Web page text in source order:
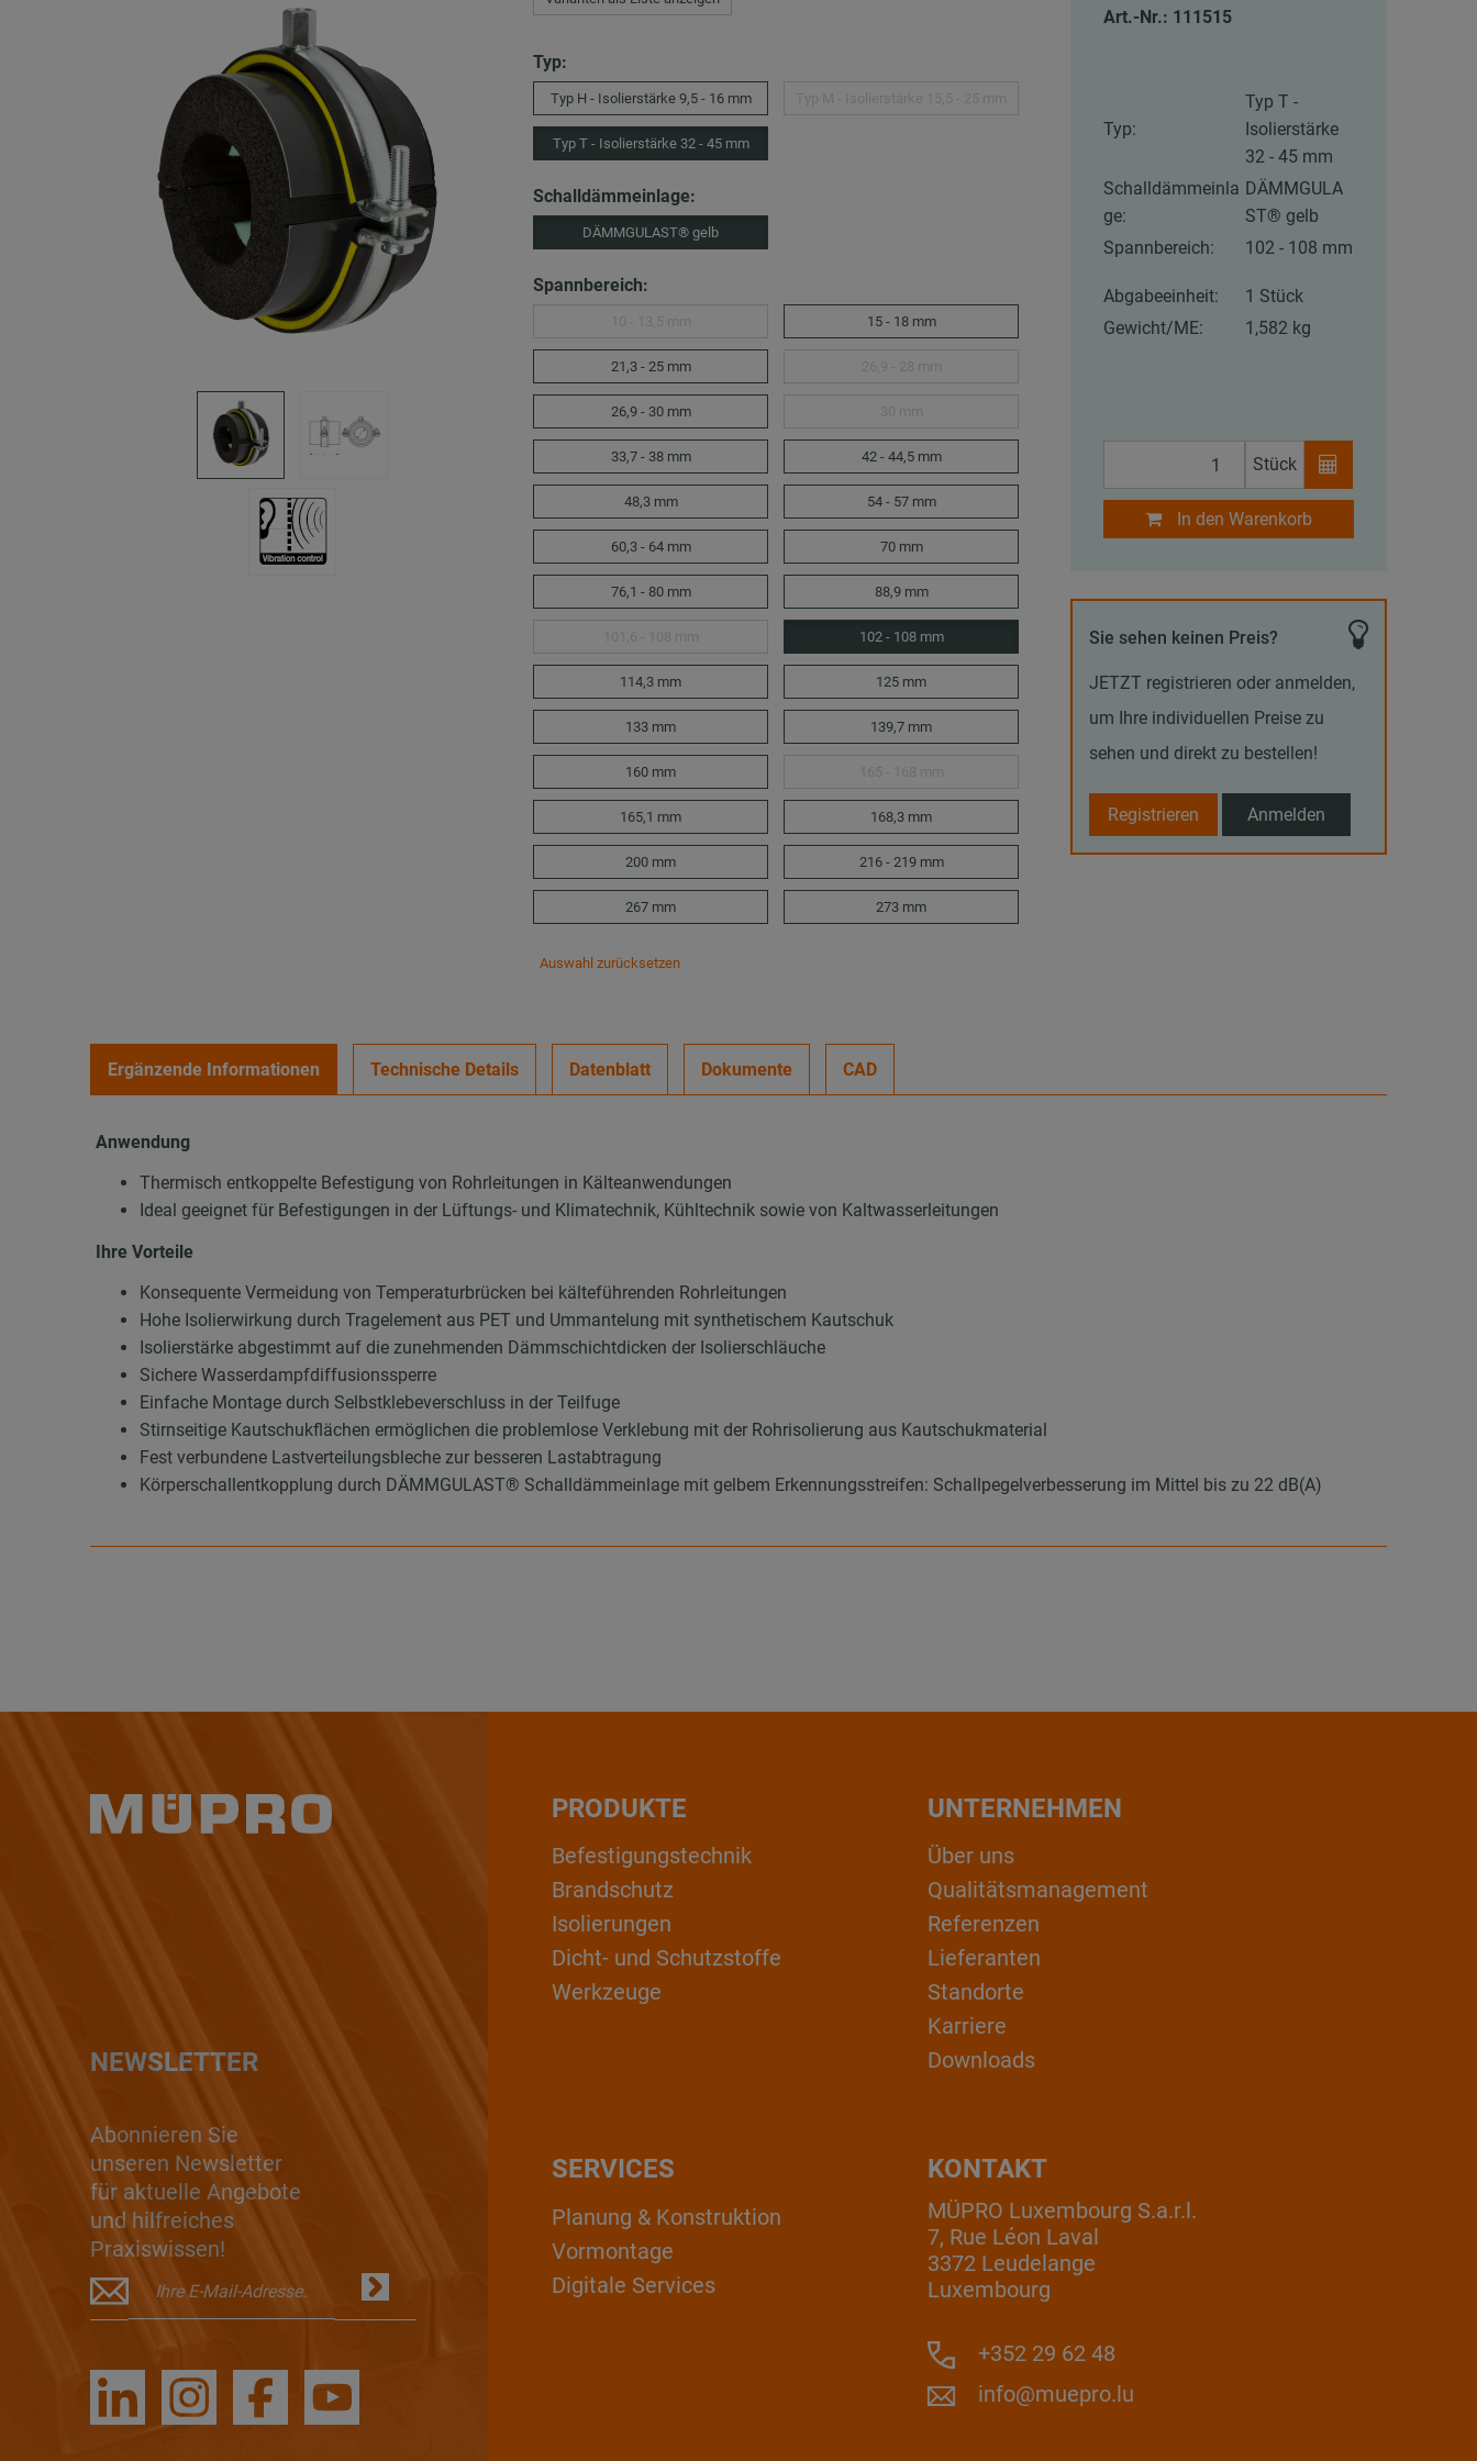
Typ:
Typ H - Isolierstärke 9,5 - 16 mm
Typ T - Isolierstärke 32 - 45 mm
Schalldämmeinlage:
DÄMMGULAST® gelb
Spannbereich:
15 - 18 mm
21,3 - 25 mm
26,9 - 30 mm
33,7 - 38 mm 42 - 44,5 mm
48,3 mm 54 - 57 mm
60,3 - 64 mm 70 mm
76,1 - 80 mm 88,9 mm
102 - 108 mm
114,3 mm 125 mm
133 mm 139,7 mm
160 mm
165,1 mm 168,3 mm
200 mm 216 - 219 mm
267 mm 273 mm
Auswahl zurücksetzen
Art.-Nr.: 111515
Typ:
Typ T -
Isolierstärke
32 - 45 mm
Schalldämmeinla
ge:
DÄMMGULA
ST® gelb
Spannbereich:
102 - 108 mm
Abgabeeinheit:
1 Stück
Gewicht/ME:
1,582 kg
Stück
In den Warenkorb
Sie sehen keinen Preis?
JETZT registrieren oder anmelden,
um Ihre individuellen Preise zu
sehen und direkt zu bestellen!
Registrieren Anmelden
Ergänzende Informationen Technische Details Datenblatt Dokumente CAD
Anwendung
Thermisch entkoppelte Befestigung von Rohrleitungen in Kälteanwendungen
Ideal geeignet für Befestigungen in der Lüftungs- und Klimatechnik, Kühltechnik sowie von Kaltwasserleitungen
Ihre Vorteile
Konsequente Vermeidung von Temperaturbrücken bei kälteführenden Rohrleitungen
Hohe Isolierwirkung durch Tragelement aus PET und Ummantelung mit synthetischem Kautschuk
Isolierstärke abgestimmt auf die zunehmenden Dämmschichtdicken der Isolierschläuche
Sichere Wasserdampfdiffusionssperre
Einfache Montage durch Selbstklebeverschluss in der Teilfuge
Stirnseitige Kautschukflächen ermöglichen die problemlose Verklebung mit der Rohrisolierung aus Kautschukmaterial
Fest verbundene Lastverteilungsbleche zur besseren Lastabtragung
Körperschallentkopplung durch DÄMMGULAST® Schalldämmeinlage mit gelbem Erkennungsstreifen: Schallpegelverbesserung im Mittel bis zu 22 dB(A)
NEWSLETTER
Abonnieren Sie
unseren Newsletter
für aktuelle Angebote
und hilfreiches
Praxiswissen!
PRODUKTE
Befestigungstechnik
Brandschutz
Isolierungen
Dicht- und Schutzstoffe
Werkzeuge
UNTERNEHMEN
Über uns
Qualitätsmanagement
Referenzen
Lieferanten
Standorte
Karriere
Downloads
KONTAKT
MÜPRO Luxembourg S.a.r.l.
7, Rue Léon Laval
3372 Leudelange
Luxembourg
+352 29 62 48
info@muepro.lu
SERVICES
Planung & Konstruktion
Vormontage
Digitale Services